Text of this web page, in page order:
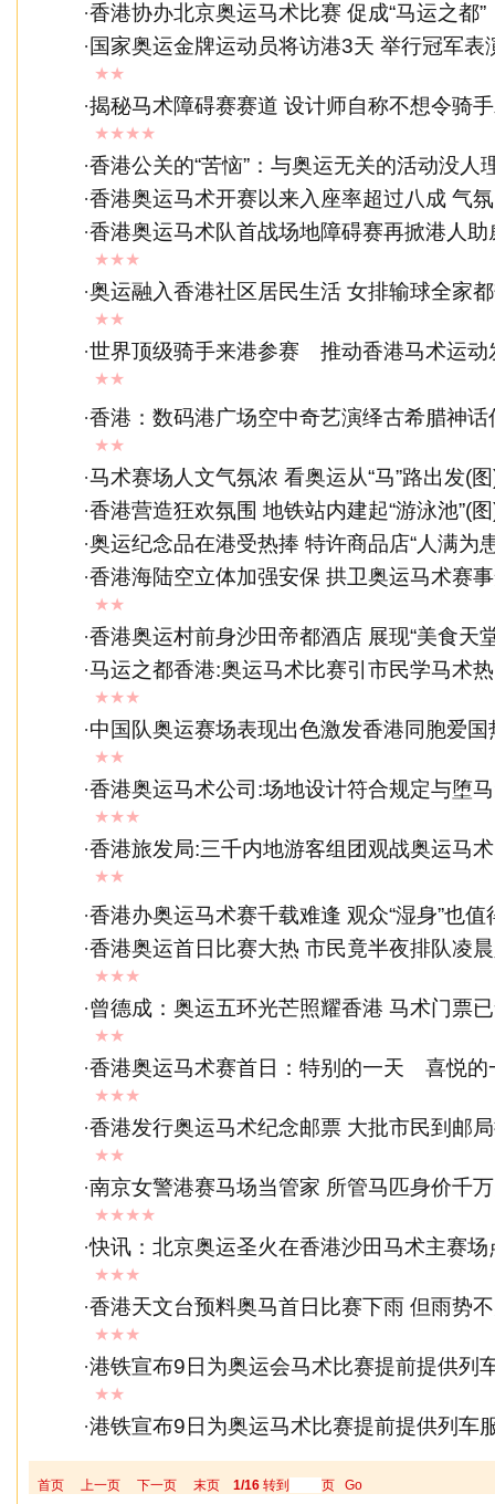
·香港协办北京奥运马术比赛 促成“马运之都”
· 国家奥运金牌运动员将访港3天 举行冠军表
★★
·揭秘马术障碍赛赛道 设计师自称不想令骑
★★★★
·香港公关的“苦恼”：与奥运无关的活动没人
·香港奥运马术开赛以来入座率超过八成 气
·香港奥运马术队首战场地障碍赛再掀港人
★★★
·奥运融入香港社区居民生活 女排输球全家
★★
·世界顶级骑手来港参赛 推动香港马术运动
★★
·香港：数码港广场空中奇艺演绎古希腊神话
★★
·马术赛场人文气氛浓 看奥运从“马”路出发(
·香港营造狂欢氛围 地铁站内建起“游泳池”(
·奥运纪念品在港受热捧 特许商品店“人满为
·香港海陆空立体加强安保 拱卫奥运马术赛
★★
·香港奥运村前身沙田帝都酒店 展现“美食天
·马运之都香港:奥运马术比赛引市民学马术
★★★
·中国队奥运赛场表现出色激发香港同胞爱国
★★
·香港奥运马术公司:场地设计符合规定与堕
★★★
·香港旅发局:三千内地游客组团观战奥运马
★★
·香港办奥运马术赛千载难逢 观众“湿身”也值
·香港奥运首日比赛大热 市民竟半夜排队凌
★★★
·曾德成：奥运五环光芒照耀香港 马术门票
★★
·香港奥运马术赛首日：特别的一天 喜悦
★★★
·香港发行奥运马术纪念邮票 大批市民到邮
★★
·南京女警港赛马场当管家 所管马匹身价千
★★★★
·快讯：北京奥运圣火在香港沙田马术主赛
★★★
·香港天文台预料奥马首日比赛下雨 但雨势
★★★
·港铁宣布9日为奥运会马术比赛提前提供列
★★
·港铁宣布9日为奥运马术比赛提前提供列车
首页 上一页 下一页 末页 1/16转到 页 Go